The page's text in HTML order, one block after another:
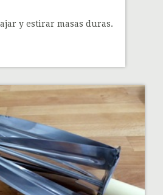
y estirar masas duras.